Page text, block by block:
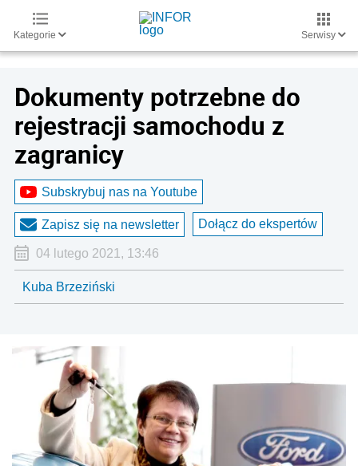
Kategorie Serwisy
Dokumenty potrzebne do
rejestracji samochodu z
zagranicy
Subskrybuj nas na Youtube
Zapisz się na newsletter Dołącz do ekspertów
04 lutego 2021, 13:46
Kuba Brzeziński